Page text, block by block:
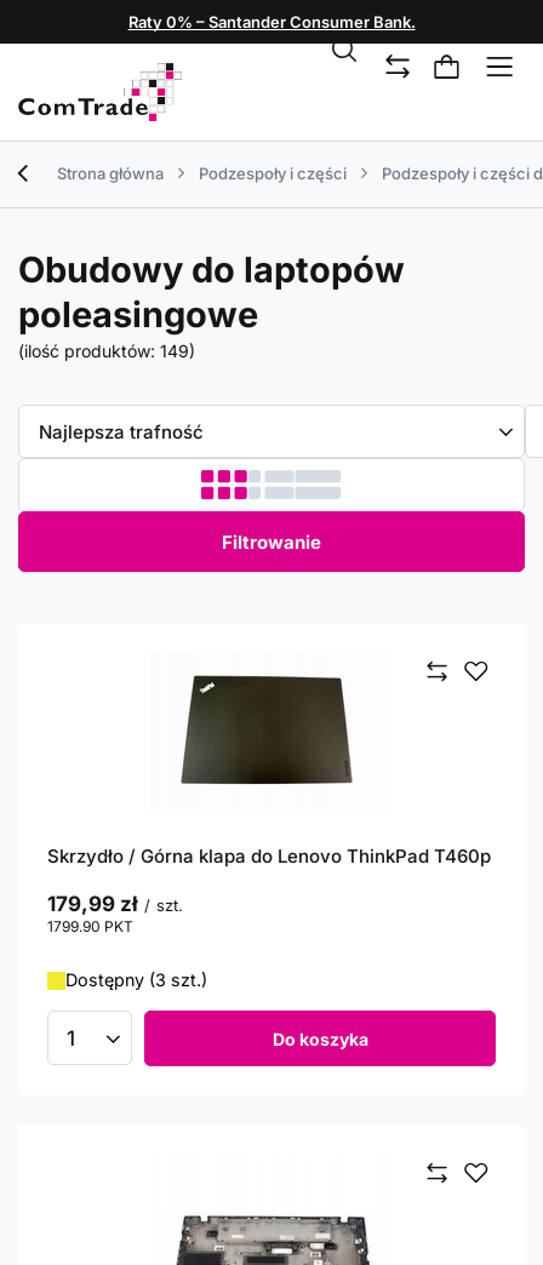
Raty 0% – Santander Consumer Bank.
Strona główna Podzespoły i części Podzespoły i części
Obudowy do laptopów
poleasingowe
(ilość produktów: 149)
Zmień sortowanie
Najlepsza trafność
Filtrowanie
Skrzydło / Górna klapa do Lenovo ThinkPad T460p
179,99 zł / szt.
1799.90 PKT
Dostępny (3 szt.)
Ilość produktów Do koszyka